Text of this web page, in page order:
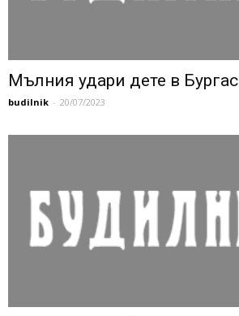
Мълния удари дете в Бургас
budilnik - 20/07/2023